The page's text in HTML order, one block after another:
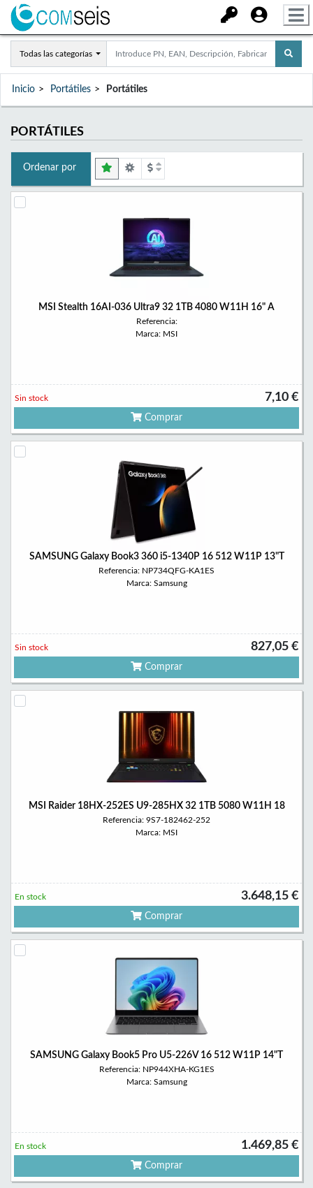
Todas las categorías
Inicio Portátiles Portátiles
PORTÁTILES
Ordenar por
MSI Stealth 16AI-036 Ultra9 32 1TB 4080 W11H 16" A
Referencia:
Marca: MSI
7,10 €
Sin stock
Comprar
SAMSUNG Galaxy Book3 360 i5-1340P 16 512 W11P 13"T
Referencia: NP734QFG-KA1ES
Marca: Samsung
827,05 €
Sin stock
Comprar
MSI Raider 18HX-252ES U9-285HX 32 1TB 5080 W11H 18
Referencia: 9S7-182462-252
Marca: MSI
3.648,15 €
En stock
Comprar
SAMSUNG Galaxy Book5 Pro U5-226V 16 512 W11P 14"T
Referencia: NP944XHA-KG1ES
Marca: Samsung
1.469,85 €
En stock
Comprar